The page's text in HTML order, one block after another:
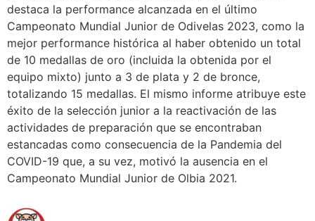
destaca la performance alcanzada en el último
Campeonato Mundial Junior de Odivelas 2023, como la
mejor performance histórica al haber obtenido un total
de 10 medallas de oro (incluida la obtenida por el
equipo mixto) junto a 3 de plata y 2 de bronce,
totalizando 15 medallas. El mismo informe atribuye este
éxito de la selección junior a la reactivación de las
actividades de preparación que se encontraban
estancadas como consecuencia de la Pandemia del
COVID-19 que, a su vez, motivó la ausencia en el
Campeonato Mundial Junior de Olbia 2021.